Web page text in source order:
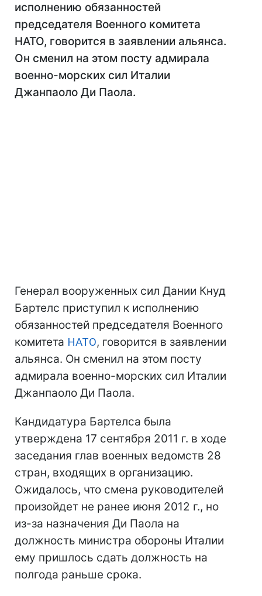
исполнению обязанностей
председателя Военного комитета
НАТО, говорится в заявлении альянса.
Он сменил на этом посту адмирала
военно-морских сил Италии
Джанпаоло Ди Паола.
Генерал вооруженных сил Дании Кнуд
Бартелс приступил к исполнению
обязанностей председателя Военного
комитета НАТО, говорится в заявлении
альянса. Он сменил на этом посту
адмирала военно-морских сил Италии
Джанпаоло Ди Паола.
Кандидатура Бартелса была
утверждена 17 сентября 2011 г. в ходе
заседания глав военных ведомств 28
стран, входящих в организацию.
Ожидалось, что смена руководителей
произойдет не ранее июня 2012 г., но
из-за назначения Ди Паола на
должность министра обороны Италии
ему пришлось сдать должность на
полгода раньше срока.